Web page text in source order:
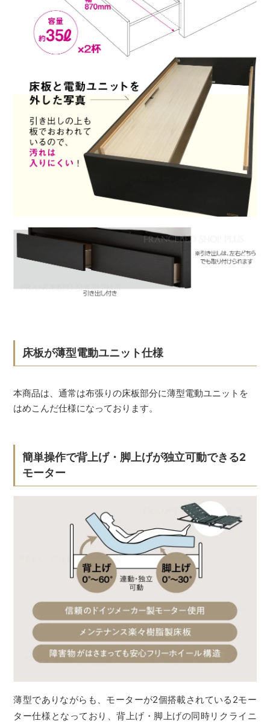
床板が薄型電動ユニット仕様
本商品は、通常は布張りの床板部分に薄型電動ユニットを
はめこんだ仕様になっております。
簡単操作で背上げ・脚上げが独立可動できる2
モーター
薄型でありながらも、モーターが2個搭載されている2モー
ター仕様となっており、背上げ・脚上げの同時リクライニ